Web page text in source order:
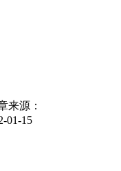
来源：
01-15